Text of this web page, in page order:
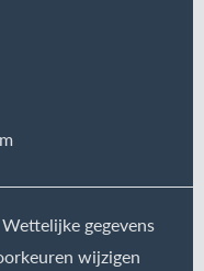
Wettelijke gegevens
wijzigen